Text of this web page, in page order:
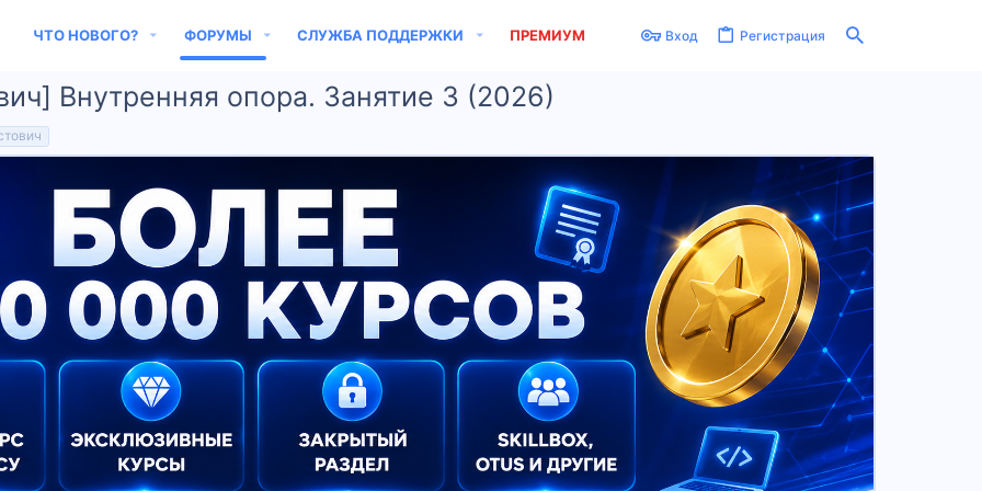
ЧТО НОВОГО? ФОРУМЫ СЛУЖБА ПОДДЕРЖКИ ПРЕМИУМ Вход Регистрация
Внутренняя опора. Занятие 3 (2026)